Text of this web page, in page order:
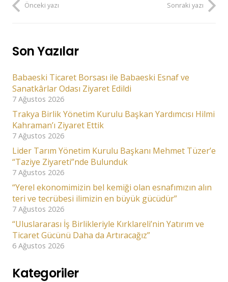
Önceki yazı Sonraki yazı
Son Yazılar
Babaeski Ticaret Borsası ile Babaeski Esnaf ve
Sanatkârlar Odası Ziyaret Edildi
7 Ağustos 2026
Trakya Birlik Yönetim Kurulu Başkan Yardımcısı Hilmi
Kahraman’ı Ziyaret Ettik
7 Ağustos 2026
Lider Tarım Yönetim Kurulu Başkanı Mehmet Tüzer’e
“Taziye Ziyareti”nde Bulunduk
7 Ağustos 2026
“Yerel ekonomimizin bel kemiği olan esnafımızın alın
teri ve tecrübesi ilimizin en büyük gücüdür”
7 Ağustos 2026
“Uluslararası İş Birlikleriyle Kırklareli’nin Yatırım ve
Ticaret Gücünü Daha da Artıracağız”
6 Ağustos 2026
Kategoriler